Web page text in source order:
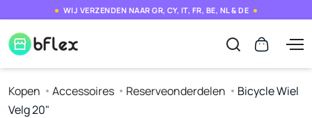
WIJ VERZENDEN NAAR GR, CY, IT, FR, BE, NL & DE
Kopen Accessoires Reserveonderdelen
Bicycle Wiel
Velg 20"